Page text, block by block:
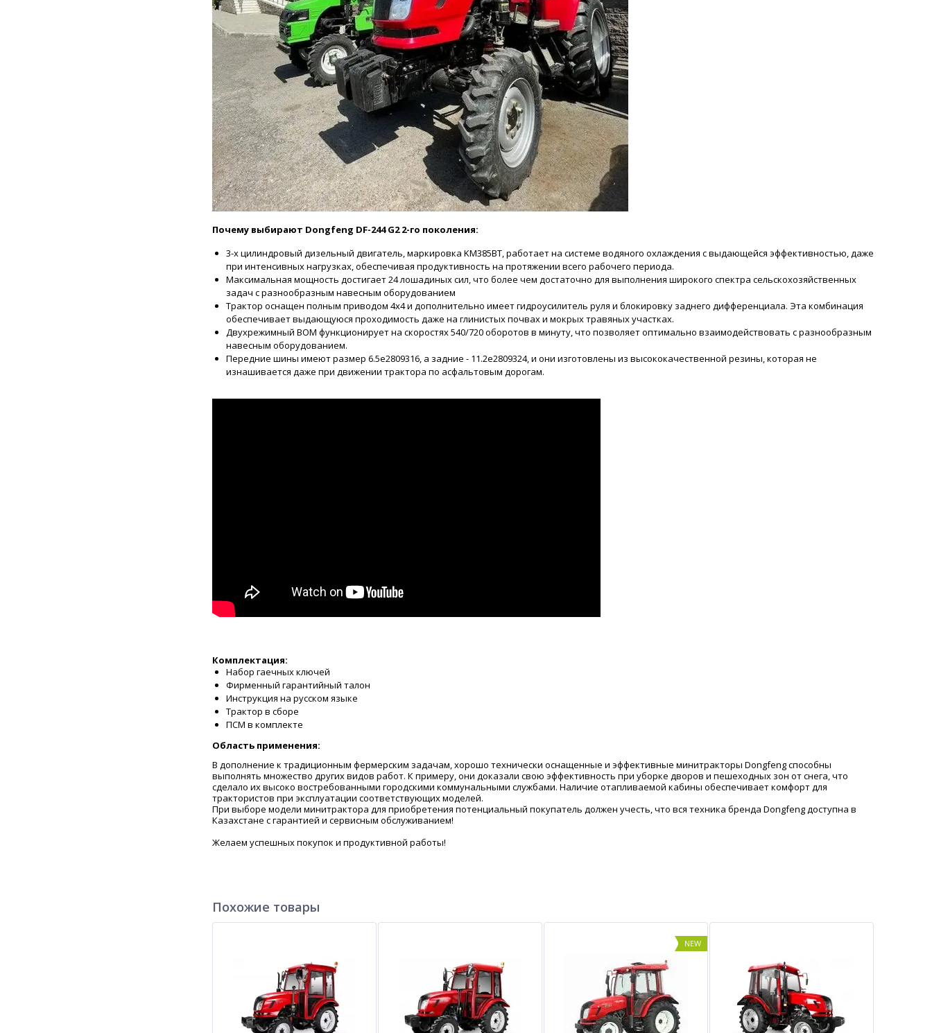
Почему выбирают Dongfeng DF-244 G2 2-го поколения:
3-х цилиндровый дизельный двигатель, маркировка KM385BT, работает на системе водяного охлаждения с выдающейся эффективностью, даже
при интенсивных нагрузках, обеспечивая продуктивность на протяжении всего рабочего периода.
Максимальная мощность достигает 24 лошадиных сил, что более чем достаточно для выполнения широкого спектра сельскохозяйственных
задач с разнообразным навесным оборудованием
Трактор оснащен полным приводом 4x4 и дополнительно имеет гидроусилитель руля и блокировку заднего дифференциала. Эта комбинация
обеспечивает выдающуюся проходимость даже на глинистых почвах и мокрых травяных участках.
Двухрежимный ВОМ функционирует на скоростях 540/720 оборотов в минуту, что позволяет оптимально взаимодействовать с разнообразным
навесным оборудованием.
Передние шины имеют размер 6.5e2809316, а задние - 11.2e2809324, и они изготовлены из высококачественной резины, которая не
изнашивается даже при движении трактора по асфальтовым дорогам.
Комплектация:
Набор гаечных ключей
Фирменный гарантийный талон
Инструкция на русском языке
Трактор в сборе
ПСМ в комплекте
Область применения:
В дополнение к традиционным фермерским задачам, хорошо технически оснащенные и эффективные минитракторы Dongfeng способны
выполнять множество других видов работ. К примеру, они доказали свою эффективность при уборке дворов и пешеходных зон от снега, что
сделало их высоко востребованными городскими коммунальными службами. Наличие отапливаемой кабины обеспечивает комфорт для
трактористов при эксплуатации соответствующих моделей.
При выборе модели минитрактора для приобретения потенциальный покупатель должен учесть, что вся техника бренда Dongfeng доступна в
Казахстане с гарантией и сервисным обслуживанием!
Желаем успешных покупок и продуктивной работы!
Похожие товары
NEW